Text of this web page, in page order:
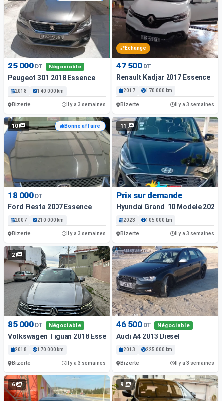
25 000 DT Négociable
Peugeot 301 2018 Essence
2018 140 000 km
Bizerte Il y a 3 semaines
Échange
47 500 DT
Renault Kadjar 2017 Essence
2017 170 000 km
Bizerte Il y a 3 semaines
10 Bonne affaire
18 000 DT
Ford Fiesta 2007 Essence
2007 210 000 km
Bizerte Il y a 3 semaines
11
Prix sur demande
Hyundai Grand I10 Modele 2023
2023 105 000 km
Bizerte Il y a 3 semaines
2
85 000 DT Négociable
Volkswagen Tiguan 2018 Essence
2018 170 000 km
Bizerte Il y a 3 semaines
46 500 DT Négociable
Audi A4 2013 Diesel
2013 225 000 km
Bizerte Il y a 3 semaines
6 9